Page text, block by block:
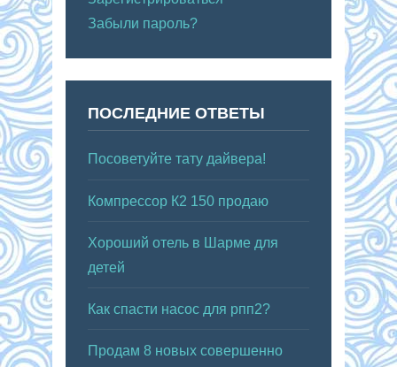
Забыли пароль?
ПОСЛЕДНИЕ ОТВЕТЫ
Посоветуйте тату дайвера!
Компрессор К2 150 продаю
Хороший отель в Шарме для
детей
Как спасти насос для рпп2?
Продам 8 новых совершенно